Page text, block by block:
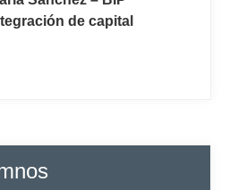
de capital